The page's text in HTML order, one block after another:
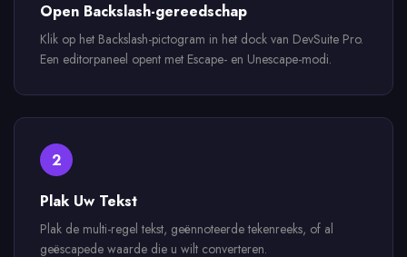
Open Backslash-gereedschap
Klik op het Backslash-pictogram in het dock van DevSuite Pro.
Een editorpaneel opent met Escape- en Unescape-modi.
2
Plak Uw Tekst
Plak de multi-regel tekst, geënnoteerde tekenreeks, of al
geëscapede waarde die u wilt converteren.